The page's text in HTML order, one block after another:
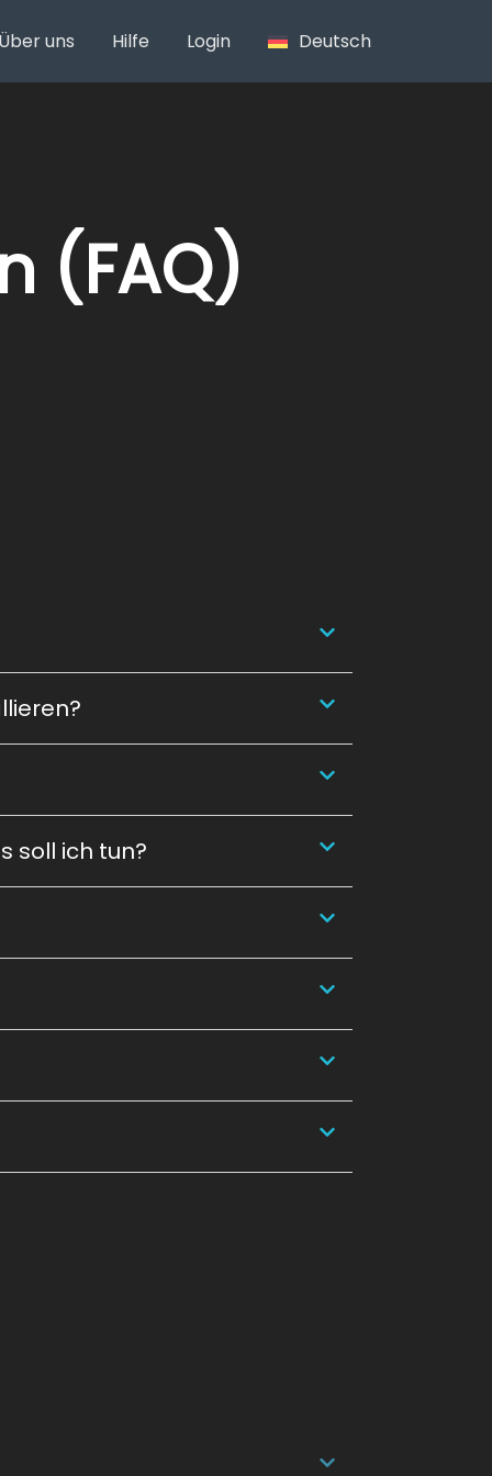
Über uns Hilfe Login Deutsch
(FAQ)
soll ich tun?